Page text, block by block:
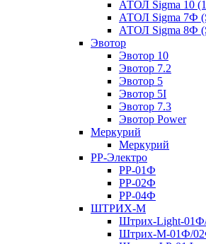
АТОЛ Sigma 10
АТОЛ Sigma 7Ф
АТОЛ Sigma 8Ф
Эвотор
Эвотор 10
Эвотор 7.2
Эвотор 5
Эвотор 5I
Эвотор 7.3
Эвотор Power
Меркурий
Меркурий
РР-Электро
РР-01Ф
РР-02Ф
РР-04Ф
ШТРИХ-М
Штрих-Light-
Штрих-М-01Ф/